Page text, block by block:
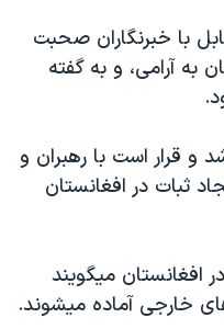
با خبرنگاران صحبت
به آرامی، و به گفته
و قرار است با رهبران و
ثبات در افغانستان
افغانستان ميگويند
خارجی آماده ميشوند.